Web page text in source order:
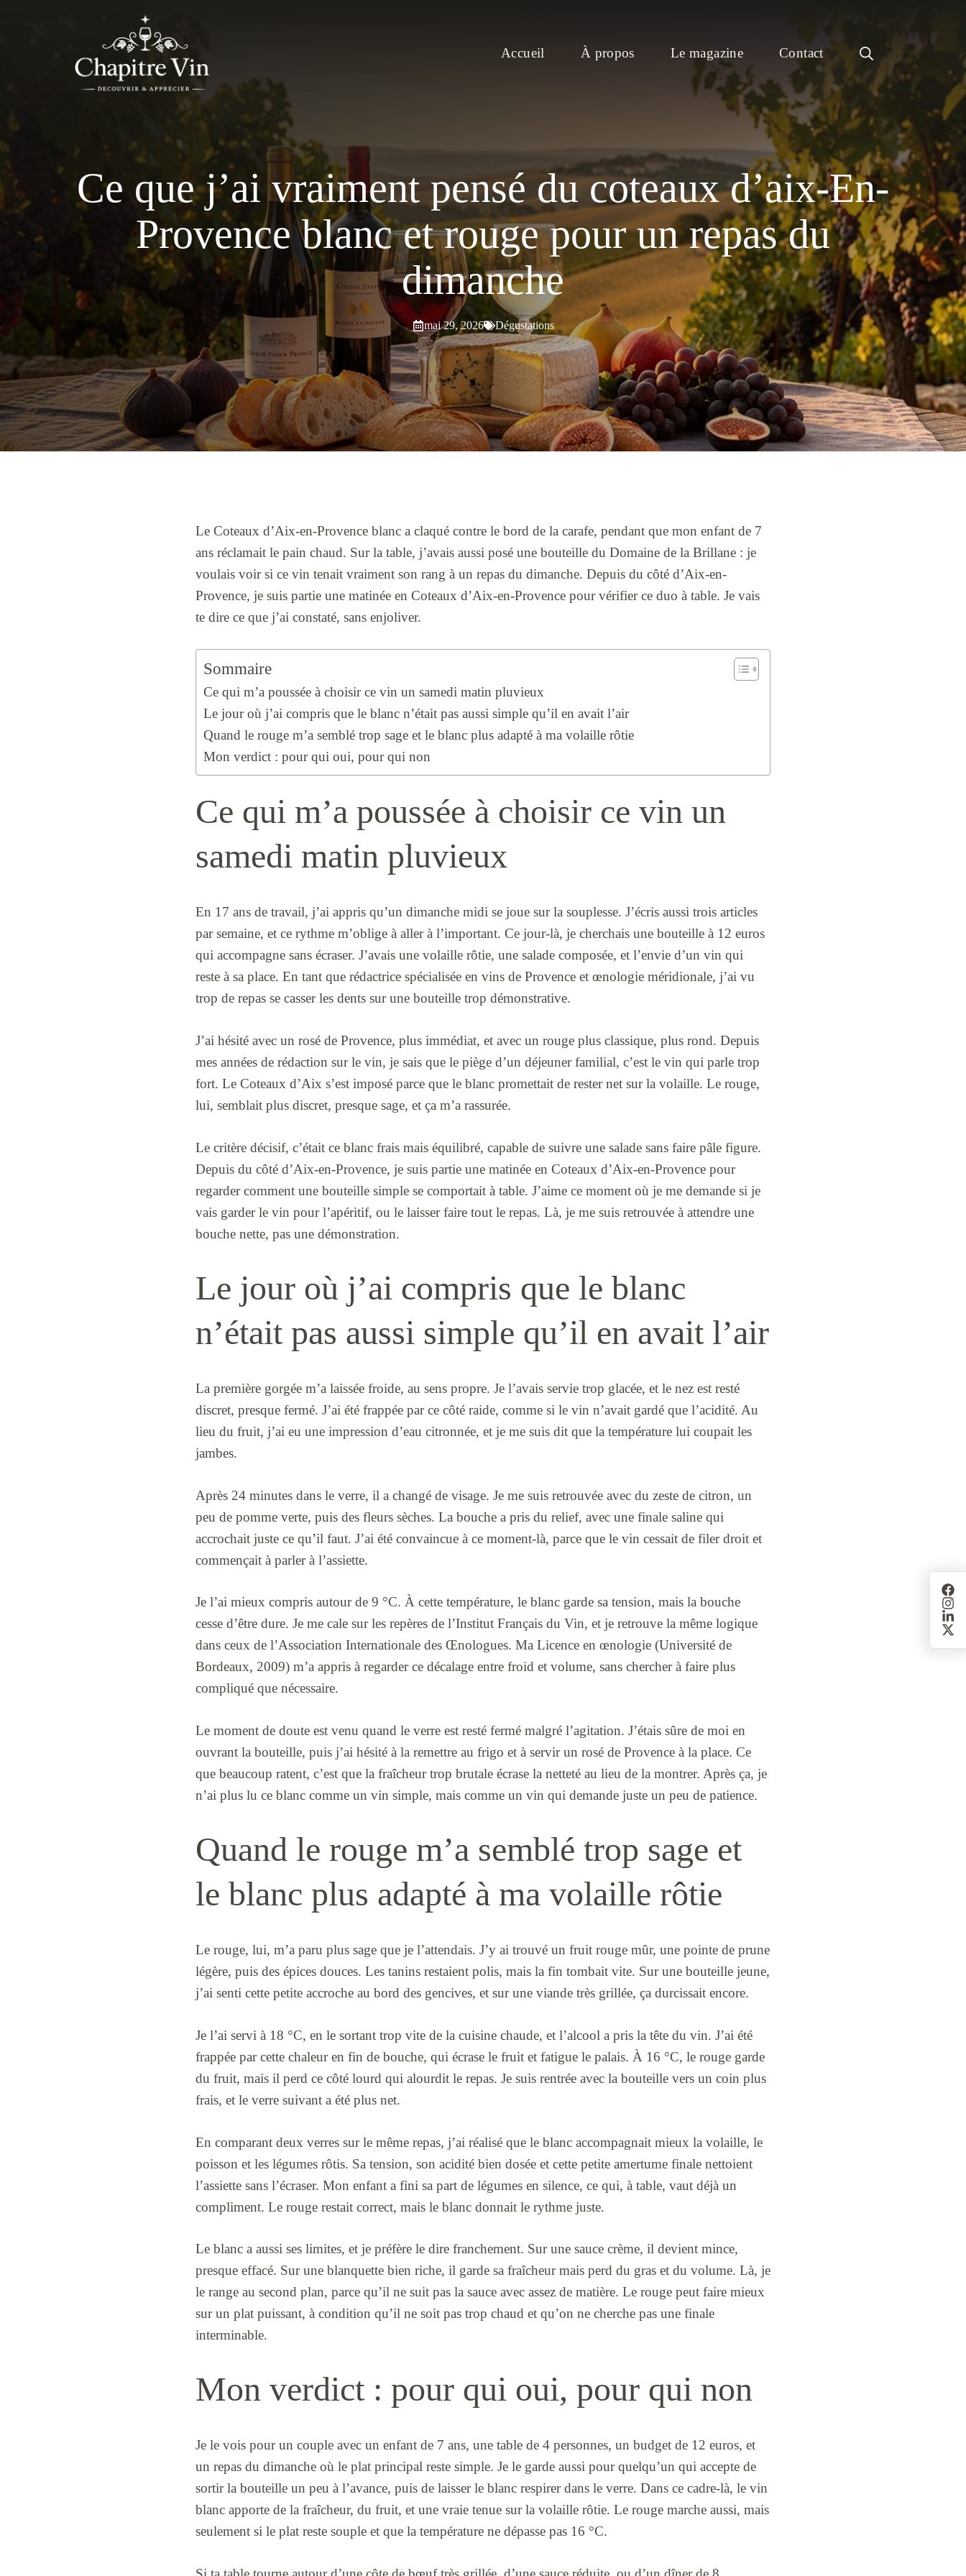
Accueil À propos Le magazine Contact
Ce que j’ai vraiment pensé du coteaux d’aix-En-
Provence blanc et rouge pour un repas du
dimanche
mai 29, 2026 Dégustations
Le Coteaux d’Aix-en-Provence blanc a claqué contre le bord de la carafe, pendant que mon enfant de 7
ans réclamait le pain chaud. Sur la table, j’avais aussi posé une bouteille du Domaine de la Brillane : je
voulais voir si ce vin tenait vraiment son rang à un repas du dimanche. Depuis du côté d’Aix-en-
Provence, je suis partie une matinée en Coteaux d’Aix-en-Provence pour vérifier ce duo à table. Je vais
te dire ce que j’ai constaté, sans enjoliver.
Sommaire
Ce qui m’a poussée à choisir ce vin un samedi matin pluvieux
Le jour où j’ai compris que le blanc n’était pas aussi simple qu’il en avait l’air
Quand le rouge m’a semblé trop sage et le blanc plus adapté à ma volaille rôtie
Mon verdict : pour qui oui, pour qui non
Ce qui m’a poussée à choisir ce vin un
samedi matin pluvieux
En 17 ans de travail, j’ai appris qu’un dimanche midi se joue sur la souplesse. J’écris aussi trois articles
par semaine, et ce rythme m’oblige à aller à l’important. Ce jour-là, je cherchais une bouteille à 12 euros
qui accompagne sans écraser. J’avais une volaille rôtie, une salade composée, et l’envie d’un vin qui
reste à sa place. En tant que rédactrice spécialisée en vins de Provence et œnologie méridionale, j’ai vu
trop de repas se casser les dents sur une bouteille trop démonstrative.
J’ai hésité avec un rosé de Provence, plus immédiat, et avec un rouge plus classique, plus rond. Depuis
mes années de rédaction sur le vin, je sais que le piège d’un déjeuner familial, c’est le vin qui parle trop
fort. Le Coteaux d’Aix s’est imposé parce que le blanc promettait de rester net sur la volaille. Le rouge,
lui, semblait plus discret, presque sage, et ça m’a rassurée.
Le critère décisif, c’était ce blanc frais mais équilibré, capable de suivre une salade sans faire pâle figure.
Depuis du côté d’Aix-en-Provence, je suis partie une matinée en Coteaux d’Aix-en-Provence pour
regarder comment une bouteille simple se comportait à table. J’aime ce moment où je me demande si je
vais garder le vin pour l’apéritif, ou le laisser faire tout le repas. Là, je me suis retrouvée à attendre une
bouche nette, pas une démonstration.
Le jour où j’ai compris que le blanc
n’était pas aussi simple qu’il en avait l’air
La première gorgée m’a laissée froide, au sens propre. Je l’avais servie trop glacée, et le nez est resté
discret, presque fermé. J’ai été frappée par ce côté raide, comme si le vin n’avait gardé que l’acidité. Au
lieu du fruit, j’ai eu une impression d’eau citronnée, et je me suis dit que la température lui coupait les
jambes.
Après 24 minutes dans le verre, il a changé de visage. Je me suis retrouvée avec du zeste de citron, un
peu de pomme verte, puis des fleurs sèches. La bouche a pris du relief, avec une finale saline qui
accrochait juste ce qu’il faut. J’ai été convaincue à ce moment-là, parce que le vin cessait de filer droit et
commençait à parler à l’assiette.
Je l’ai mieux compris autour de 9 °C. À cette température, le blanc garde sa tension, mais la bouche
cesse d’être dure. Je me cale sur les repères de l’Institut Français du Vin, et je retrouve la même logique
dans ceux de l’Association Internationale des Œnologues. Ma Licence en œnologie (Université de
Bordeaux, 2009) m’a appris à regarder ce décalage entre froid et volume, sans chercher à faire plus
compliqué que nécessaire.
Le moment de doute est venu quand le verre est resté fermé malgré l’agitation. J’étais sûre de moi en
ouvrant la bouteille, puis j’ai hésité à la remettre au frigo et à servir un rosé de Provence à la place. Ce
que beaucoup ratent, c’est que la fraîcheur trop brutale écrase la netteté au lieu de la montrer. Après ça, je
n’ai plus lu ce blanc comme un vin simple, mais comme un vin qui demande juste un peu de patience.
Quand le rouge m’a semblé trop sage et
le blanc plus adapté à ma volaille rôtie
Le rouge, lui, m’a paru plus sage que je l’attendais. J’y ai trouvé un fruit rouge mûr, une pointe de prune
légère, puis des épices douces. Les tanins restaient polis, mais la fin tombait vite. Sur une bouteille jeune,
j’ai senti cette petite accroche au bord des gencives, et sur une viande très grillée, ça durcissait encore.
Je l’ai servi à 18 °C, en le sortant trop vite de la cuisine chaude, et l’alcool a pris la tête du vin. J’ai été
frappée par cette chaleur en fin de bouche, qui écrase le fruit et fatigue le palais. À 16 °C, le rouge garde
du fruit, mais il perd ce côté lourd qui alourdit le repas. Je suis rentrée avec la bouteille vers un coin plus
frais, et le verre suivant a été plus net.
En comparant deux verres sur le même repas, j’ai réalisé que le blanc accompagnait mieux la volaille, le
poisson et les légumes rôtis. Sa tension, son acidité bien dosée et cette petite amertume finale nettoient
l’assiette sans l’écraser. Mon enfant a fini sa part de légumes en silence, ce qui, à table, vaut déjà un
compliment. Le rouge restait correct, mais le blanc donnait le rythme juste.
Le blanc a aussi ses limites, et je préfère le dire franchement. Sur une sauce crème, il devient mince,
presque effacé. Sur une blanquette bien riche, il garde sa fraîcheur mais perd du gras et du volume. Là, je
le range au second plan, parce qu’il ne suit pas la sauce avec assez de matière. Le rouge peut faire mieux
sur un plat puissant, à condition qu’il ne soit pas trop chaud et qu’on ne cherche pas une finale
interminable.
Mon verdict : pour qui oui, pour qui non
Je le vois pour un couple avec un enfant de 7 ans, une table de 4 personnes, un budget de 12 euros, et
un repas du dimanche où le plat principal reste simple. Je le garde aussi pour quelqu’un qui accepte de
sortir la bouteille un peu à l’avance, puis de laisser le blanc respirer dans le verre. Dans ce cadre-là, le vin
blanc apporte de la fraîcheur, du fruit, et une vraie tenue sur la volaille rôtie. Le rouge marche aussi, mais
seulement si le plat reste souple et que la température ne dépasse pas 16 °C.